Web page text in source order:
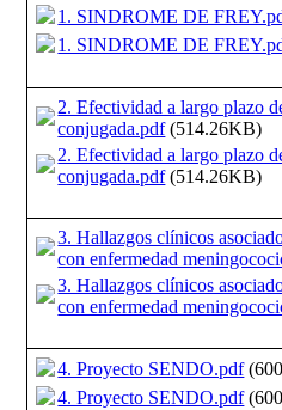
1. SINDROME DE
1. SINDROME DE
2. Efectividad a largo plazo
conjugada.pdf(514.26KB)
2. Efectividad a largo plazo
conjugada.pdf(514.26KB)
3. Hallazgos clínicos
con enfermedad
3. Hallazgos clínicos
con enfermedad
4. Proyecto SENDO.pdf
4. Proyecto SENDO.pdf